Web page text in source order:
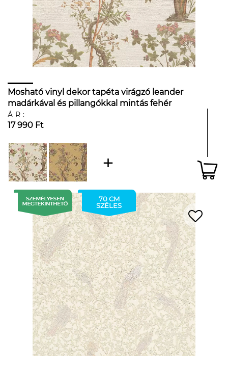
Mosható vinyl dekor tapéta virágzó leander
madárkával és pillangókkal mintás fehér
színben
ÁR:
17 990 Ft
70 CM
SZÉLES